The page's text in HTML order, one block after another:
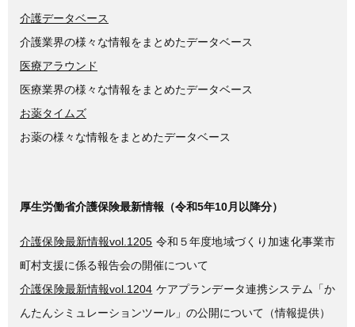
介護データベース
介護業界の様々な情報をまとめたデータベース
医療アラウンド
医療業界の様々な情報をまとめたデータベース
お薬タイムズ
お薬の様々な情報をまとめたデータベース
厚生労働省介護保険最新情報（令和5年10月以降分）
介護保険最新情報vol.1205 令和５年度地域づくり加速化事業市
町村支援に係る報告会の開催について
介護保険最新情報vol.1204 ケアプランデータ連携システム「か
んたんシミュレーションツール」の公開について（情報提供）